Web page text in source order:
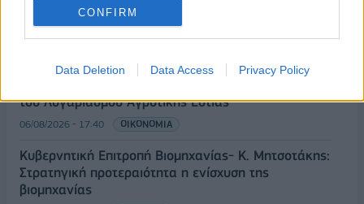
CONFIRM
Data Deletion Data Access Privacy Policy
ΡΟΗ ΕΙΔΗΣΕΩΝ
του Λογαριασμού Αγροτικής Εστίας
06/08/2026 - 17:40 ΟΙΚΟΝΟΜΙΑ
Κυβερνητική Επιτροπή Βιομηχανίας- Κ. Μητσοτάκης:
Στρατηγική προτεραιότητα η ενίσχυση της
βιομηχανίας